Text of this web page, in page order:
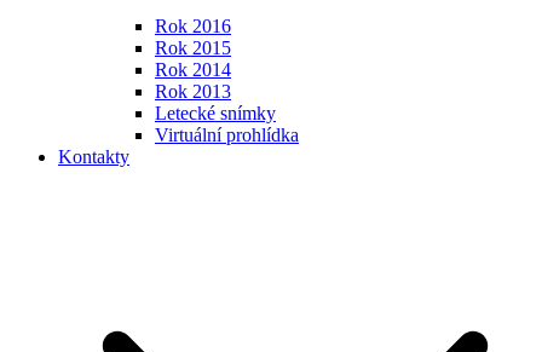
Rok 2016
Rok 2015
Rok 2014
Rok 2013
Letecké snímky
Virtuální prohlídka
Kontakty